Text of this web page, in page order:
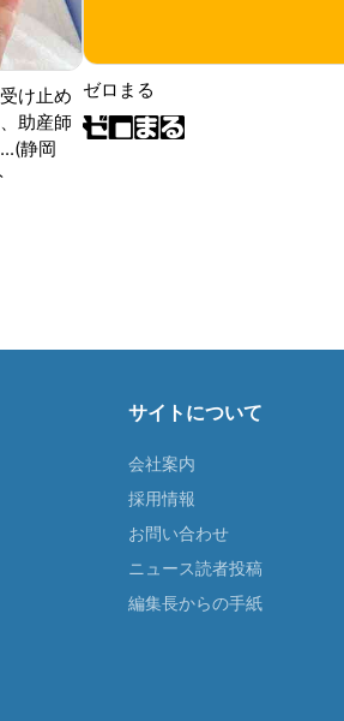
け止め
助産師
静岡
ゼロまる
サイトについて
会社案内
採用情報
お問い合わせ
ニュース読者投稿
編集長からの手紙